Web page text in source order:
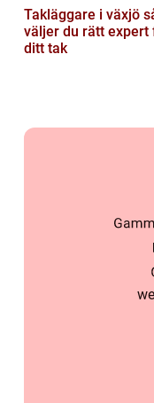
Takläggare i växjö så
väljer du rätt expert
ditt tak